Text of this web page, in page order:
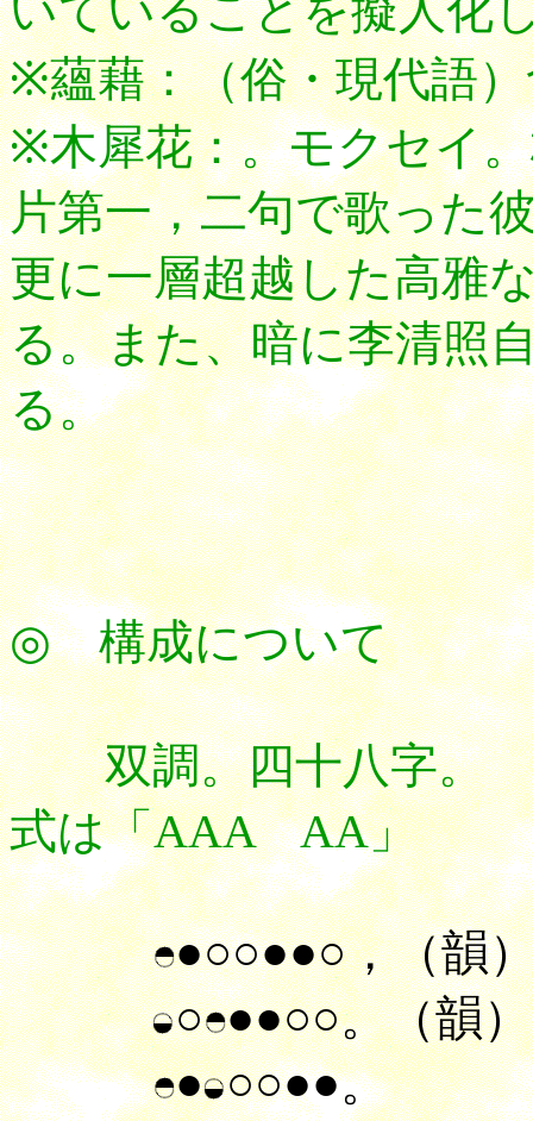
いていることを擬人化
※蘊藉：（俗・現代語
※木犀花：。モクセイ
片第一，二句で歌った
更に一層超越した高雅
る。また、暗に李清照
る。
◎ 構成について
双調。四十八字。 脚
式は「AAA AA」
●○○●●○，（韻
○ ●●○○。（韻）
● ○○●●。